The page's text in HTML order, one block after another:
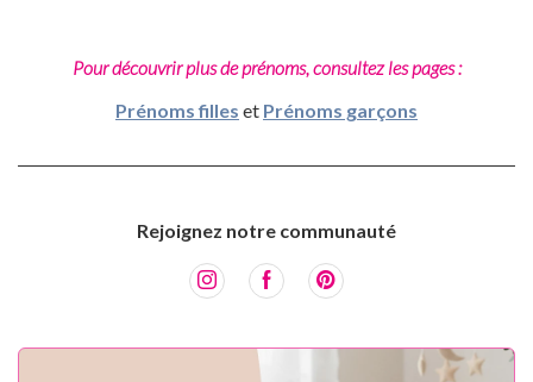
Pour découvrir plus de prénoms, consultez les pages :
Prénoms filles et Prénoms garçons
Rejoignez notre communauté